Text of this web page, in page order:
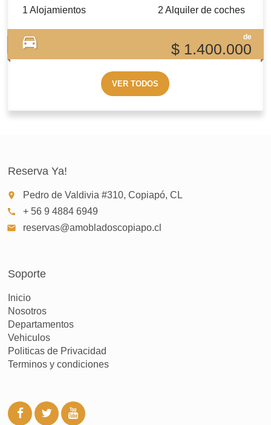
1 Alojamientos 2 Alquiler de coches
de
$ 1.400.000
VER TODOS
Reserva Ya!
place Pedro de Valdivia #310, Copiapó, CL
call + 56 9 4884 6949
email reservas@amobladoscopiapo.cl
Soporte
Inicio
Nosotros
Departamentos
Vehiculos
Politicas de Privacidad
Terminos y condiciones